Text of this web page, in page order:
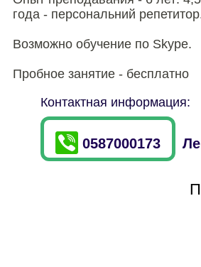
года - персональний
Возможно обучение по Skype.
Пробное занятие - бесплатно
Контактная информация:
0587000173